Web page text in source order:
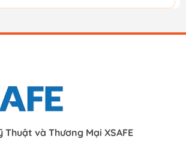
Thuật và Thương Mại XSAFE